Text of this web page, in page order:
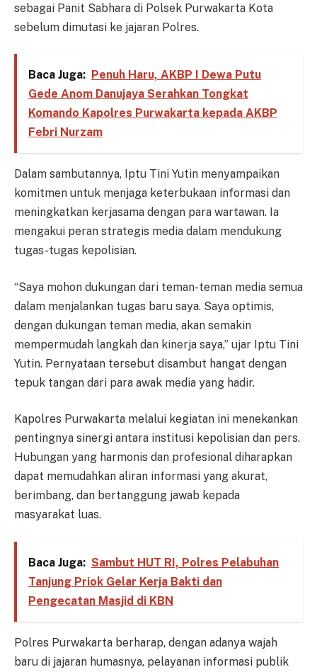
sebagai Panit Sabhara di Polsek Purwakarta Kota
sebelum dimutasi ke jajaran Polres.
Baca Juga: Penuh Haru, AKBP I Dewa Putu
Gede Anom Danujaya Serahkan Tongkat
Komando Kapolres Purwakarta kepada AKBP
Febri Nurzam
Dalam sambutannya, Iptu Tini Yutin menyampaikan
komitmen untuk menjaga keterbukaan informasi dan
meningkatkan kerjasama dengan para wartawan. Ia
mengakui peran strategis media dalam mendukung
tugas-tugas kepolisian.
“Saya mohon dukungan dari teman-teman media semua
dalam menjalankan tugas baru saya. Saya optimis,
dengan dukungan teman media, akan semakin
mempermudah langkah dan kinerja saya,” ujar Iptu Tini
Yutin. Pernyataan tersebut disambut hangat dengan
tepuk tangan dari para awak media yang hadir.
Kapolres Purwakarta melalui kegiatan ini menekankan
pentingnya sinergi antara institusi kepolisian dan pers.
Hubungan yang harmonis dan profesional diharapkan
dapat memudahkan aliran informasi yang akurat,
berimbang, dan bertanggung jawab kepada
masyarakat luas.
Baca Juga: Sambut HUT RI, Polres Pelabuhan
Tanjung Priok Gelar Kerja Bakti dan
Pengecatan Masjid di KBN
Polres Purwakarta berharap, dengan adanya wajah
baru di jajaran humasnya, pelayanan informasi publik